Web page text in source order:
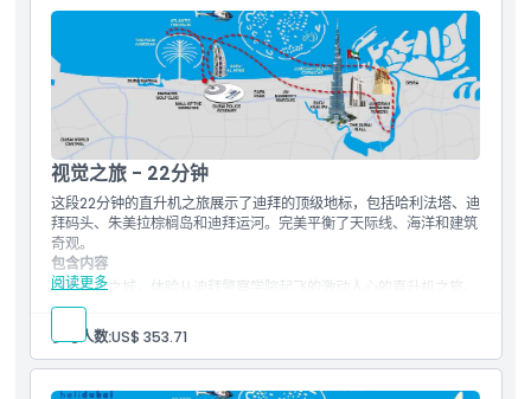
17分钟空中游览
朱美拉棕榈岛
阿拉伯塔
海滩
迪拜水道
朱美拉海岸线
拉希德港
视觉之旅 - 22分钟
这段22分钟的直升机之旅展示了迪拜的顶级地标，包括哈利法塔、迪
拜码头、朱美拉棕榈岛和迪拜运河。完美平衡了天际线、海洋和建筑
奇观。
阅读更多
包含内容
探索远见之城，体验从迪拜警察学院起飞的激动人心的直升机之旅。
飞越令人叹为观止的世界奇观——朱美拉棕榈岛、亚特兰蒂斯酒店和
世界群岛。随着空中观光目光继续投向著名的迪拜海岸线和海滩，感
叹壮观的七星级酒店帆船酒店和世界最高建筑哈利法塔。从空中可以
看到老迪拜，那里的遗产通风塔、老市场和迪拜湾历史悠久。远见之
旅是游览迪拜时必体验的项目
参与人数:US$ 353.71